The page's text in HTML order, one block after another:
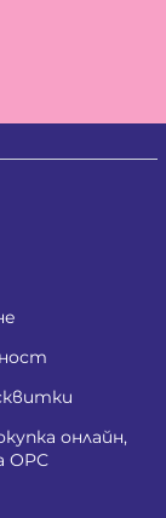
онлайн,
ОРС